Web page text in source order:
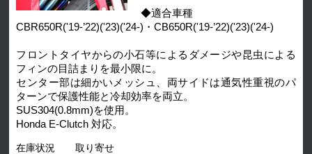
◆適合車種
CBR650R('19-’22)('23)('24-)・CB650R('19-’22)('23)('24-)
フロントタイヤからの小石等によるダメージや昆虫による
フィンの目詰まりを最小限に。
センター部は細かいメッシュ、両サイドは通気性重視のパ
ターンで保護性能と冷却効率を両立。
SUS304(0.8mm)を使用。
Honda E-Clutch 対応。
在庫状況 取り寄せ